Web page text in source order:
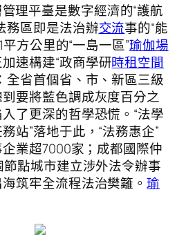
理平臺是數字經濟的“護航
務區即是法治辦交流事的“能
方公里的“一島一區”瑜伽場
速構建“政商學研時租空間
全省首個省、市、新區三級
要將藍色調成灰度百分之
了更深的哲學恐慌。“法學
站”落地于此，“法務惠企”
業超7000家；成都國際仲
點城市建立涉外法令辦事
筑牢全流程法治樊籬。瑜